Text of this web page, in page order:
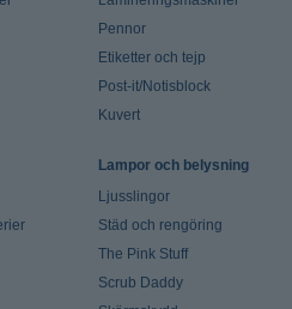
Pennor
Etiketter och tejp
Post-it/Notisblock
Kuvert
Lampor och belysning
Ljusslingor
Städ och rengöring
The Pink Stuff
Scrub Daddy